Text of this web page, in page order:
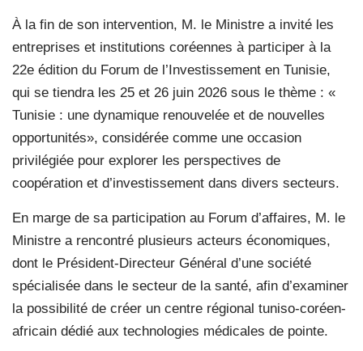
À la fin de son intervention, M. le Ministre a invité les
entreprises et institutions coréennes à participer à la
22e édition du Forum de l’Investissement en Tunisie,
qui se tiendra les 25 et 26 juin 2026 sous le thème : «
Tunisie : une dynamique renouvelée et de nouvelles
opportunités», considérée comme une occasion
privilégiée pour explorer les perspectives de
coopération et d’investissement dans divers secteurs.
En marge de sa participation au Forum d’affaires, M. le
Ministre a rencontré plusieurs acteurs économiques,
dont le Président-Directeur Général d’une société
spécialisée dans le secteur de la santé, afin d’examiner
la possibilité de créer un centre régional tuniso-coréen-
africain dédié aux technologies médicales de pointe.